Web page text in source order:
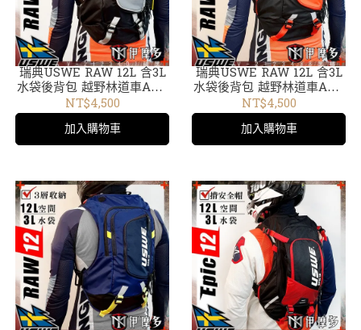
瑞典USWE RAW 12L 含3L
水袋後背包 越野林道車ADV
外袋可拆輕巧無彈跳水袋包
碳黑V-2123401
NT$4,500
加入購物車
瑞典USWE RAW 12L 含3L
水袋後背包 越野林道車ADV
外袋可拆輕巧無彈跳水袋包
黑橘V-2123438
NT$4,500
加入購物車